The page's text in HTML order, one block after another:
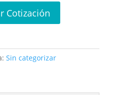
Cotización
Sin categorizar